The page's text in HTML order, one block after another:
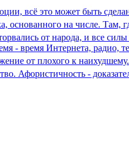
всё это может быть
основанного на числе. Там,
от народа, и все
- время Интернета, радио,
от плохого к наихудшему.
Афористичность -